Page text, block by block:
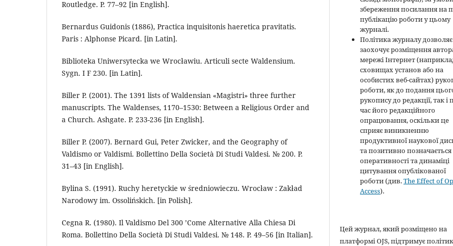
Routledge. P. 77–92 [in English].
Bernardus Guidonis (1886), Practica inquisitonis haeretica pravitatis.
Paris : Alphonse Picard. [in Latin].
Biblioteka Uniwersytecka we Wrocławiu. Articuli secte Waldensium.
Sygn. I F 230. [in Latin].
Biller P. (2001). The 1391 lists of Waldensian «Magistri» three further
manuscripts. The Waldenses, 1170–1530: Between a Religious Order and
a Church. Ashgate. P. 233-236 [in English].
Biller P. (2007). Bernard Gui, Peter Zwicker, and the Geography of
Valdismo or Valdismi. Bollettino Della Società Di Studi Valdesi. № 200. P.
31–43 [in English].
Bylina S. (1991). Ruchy heretyckie w średniowieczu. Wrocław : Zakład
Narodowy im. Ossolińskich. [in Polish].
Cegna R. (1980). Il Valdismo Del 300 ’Come Alternative Alla Chiesa Di
Roma. Bollettino Della Società Di Studi Valdesi. № 148. P. 49–56 [in Italian].
збереження посилання на
публікацію роботи у цьому
журналі.
Політика журналу дозволяє
заохочує розміщення
мережі Інтернет
сховищах установ або на
особистих веб-сайтах)
роботи, як до подання
рукопису до редакції, так і
час його редакційного
опрацювання, оскільки це
сприяє виникненню
продуктивної наукової
та позитивно
оперативності та динаміці
цитування опублікованої
роботи (див.The Effect of
Access).
Цей журнал, який розміщено на
платформі OJS, підтримує